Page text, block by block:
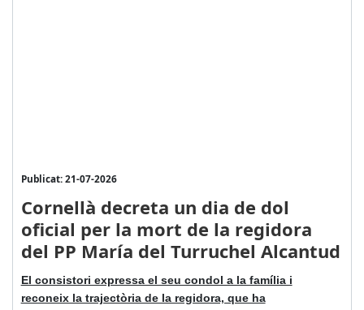
Publicat: 21-07-2026
Cornellà decreta un dia de dol
oficial per la mort de la regidora
del PP María del Turruchel Alcantud
El consistori expressa el seu condol a la família i
reconeix la trajectòria de la regidora, que ha